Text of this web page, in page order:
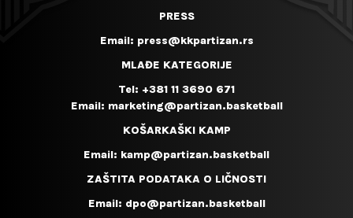
PRESS
Email: press@kkpartizan.rs
MLAĐE KATEGORIJE
Tel: +381 11 3690 671
Email: marketing@partizan.basketball
KOŠARKAŠKI KAMP
Email: kamp@partizan.basketball
ZAŠTITA PODATAKA O LIČNOSTI
Email: dpo@partizan.basketball